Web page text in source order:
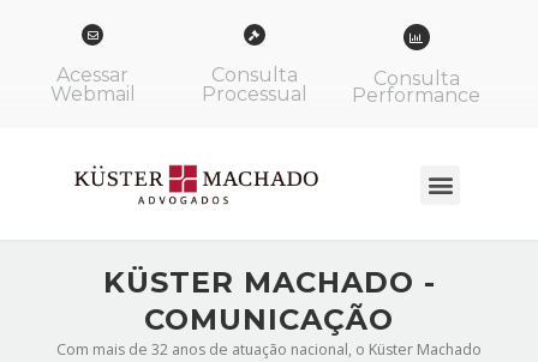
Acessar
Webmail
Consulta
Processual
Consulta
Performance
KÜSTER MACHADO -
COMUNICAÇÃO
Com mais de 32 anos de atuação nacional, o Küster Machado